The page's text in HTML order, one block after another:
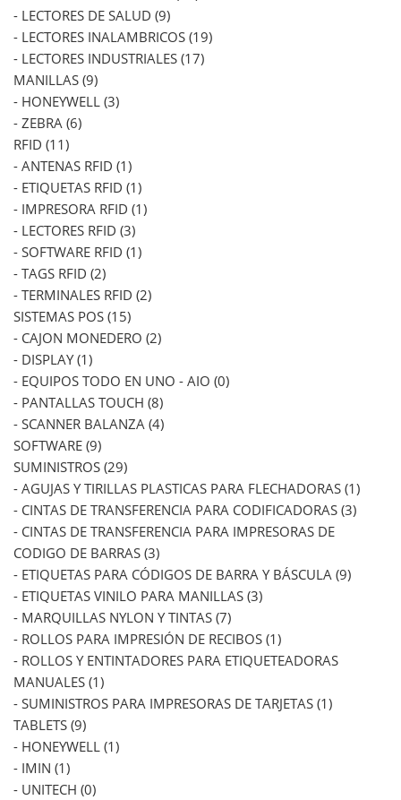
- LECTORES DE SALUD (9)
- LECTORES INALAMBRICOS (19)
- LECTORES INDUSTRIALES (17)
MANILLAS (9)
- HONEYWELL (3)
- ZEBRA (6)
RFID (11)
- ANTENAS RFID (1)
- ETIQUETAS RFID (1)
- IMPRESORA RFID (1)
- LECTORES RFID (3)
- SOFTWARE RFID (1)
- TAGS RFID (2)
- TERMINALES RFID (2)
SISTEMAS POS (15)
- CAJON MONEDERO (2)
- DISPLAY (1)
- EQUIPOS TODO EN UNO - AIO (0)
- PANTALLAS TOUCH (8)
- SCANNER BALANZA (4)
SOFTWARE (9)
SUMINISTROS (29)
- AGUJAS Y TIRILLAS PLASTICAS PARA FLECHADORAS (1)
- CINTAS DE TRANSFERENCIA PARA CODIFICADORAS (3)
- CINTAS DE TRANSFERENCIA PARA IMPRESORAS DE
CODIGO DE BARRAS (3)
- ETIQUETAS PARA CÓDIGOS DE BARRA Y BÁSCULA (9)
- ETIQUETAS VINILO PARA MANILLAS (3)
- MARQUILLAS NYLON Y TINTAS (7)
- ROLLOS PARA IMPRESIÓN DE RECIBOS (1)
- ROLLOS Y ENTINTADORES PARA ETIQUETEADORAS
MANUALES (1)
- SUMINISTROS PARA IMPRESORAS DE TARJETAS (1)
TABLETS (9)
- HONEYWELL (1)
- IMIN (1)
- UNITECH (0)